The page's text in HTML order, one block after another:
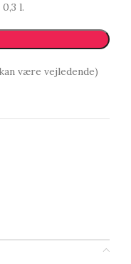
l.
være vejledende)